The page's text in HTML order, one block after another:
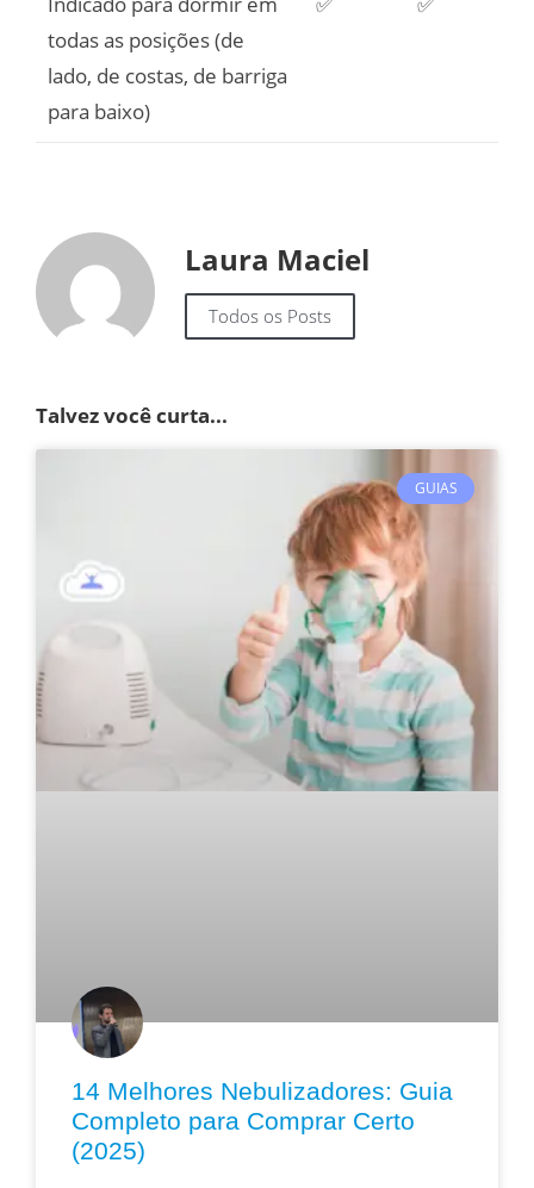
todas as posições (de
lado, de costas, de barriga
para baixo)
Laura Maciel
Todos os Posts
Talvez você curta...
GUIAS
14 Melhores Nebulizadores: Guia
Completo para Comprar Certo
(2025)